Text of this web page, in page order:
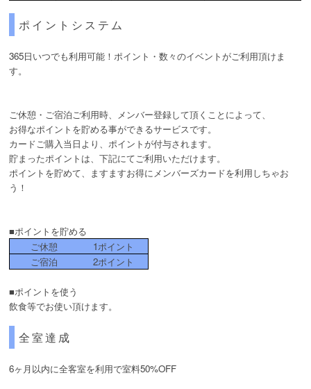
ポイントシステム
365日いつでも利用可能！ポイント・数々のイベントがご利用頂けま
す。
ご休憩・ご宿泊ご利用時、メンバー登録して頂くことによって、
お得なポイントを貯める事ができるサービスです。
カードご購入当日より、ポイントが付与されます。
貯まったポイントは、下記にてご利用いただけます。
ポイントを貯めて、ますますお得にメンバーズカードを利用しちゃお
う！
■ポイントを貯める
ご休憩
1ポイント
ご宿泊
2ポイント
■ポイントを使う
飲食等でお使い頂けます。
全室達成
6ヶ月以内に全客室を利用で室料50%OFF